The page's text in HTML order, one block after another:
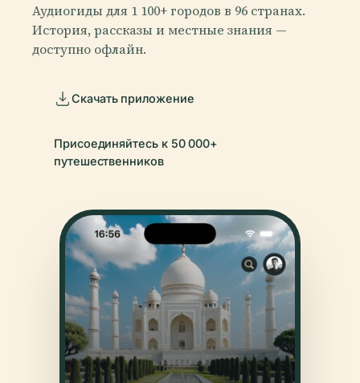
Аудиогиды для 1 100+ городов в 96 странах.
История, рассказы и местные знания —
доступно офлайн.
Скачать приложение
Присоединяйтесь к 50 000+
путешественников